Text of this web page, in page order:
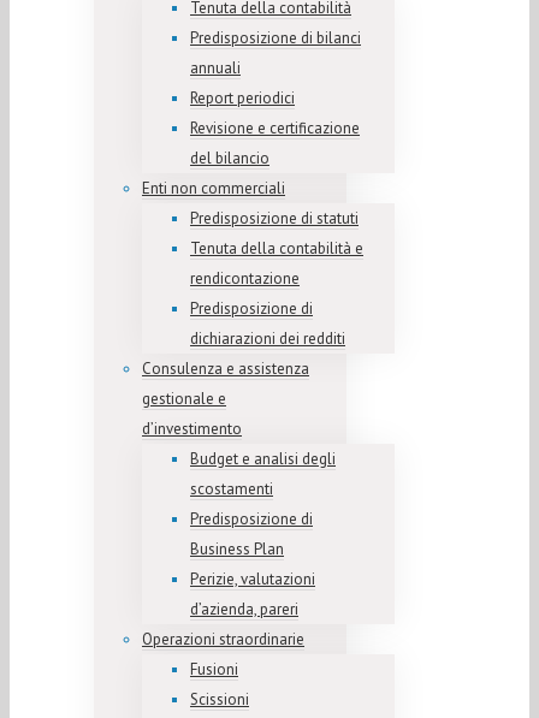
Tenuta della contabilità
Predisposizione di bilanci
annuali
Report periodici
Revisione e certificazione
del bilancio
Enti non commerciali
Predisposizione di statuti
Tenuta della contabilità e
rendicontazione
Predisposizione di
dichiarazioni dei redditi
Consulenza e assistenza
gestionale e
d’investimento
Budget e analisi degli
scostamenti
Predisposizione di
Business Plan
Perizie, valutazioni
d’azienda, pareri
Operazioni straordinarie
Fusioni
Scissioni